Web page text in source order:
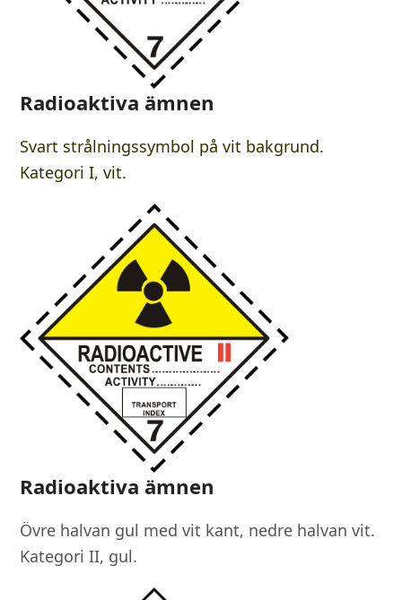
Radioaktiva ämnen
Svart strålningssymbol på vit bakgrund.
Kategori I, vit.
Radioaktiva ämnen
Övre halvan gul med vit kant, nedre halvan vit.
Kategori II, gul.